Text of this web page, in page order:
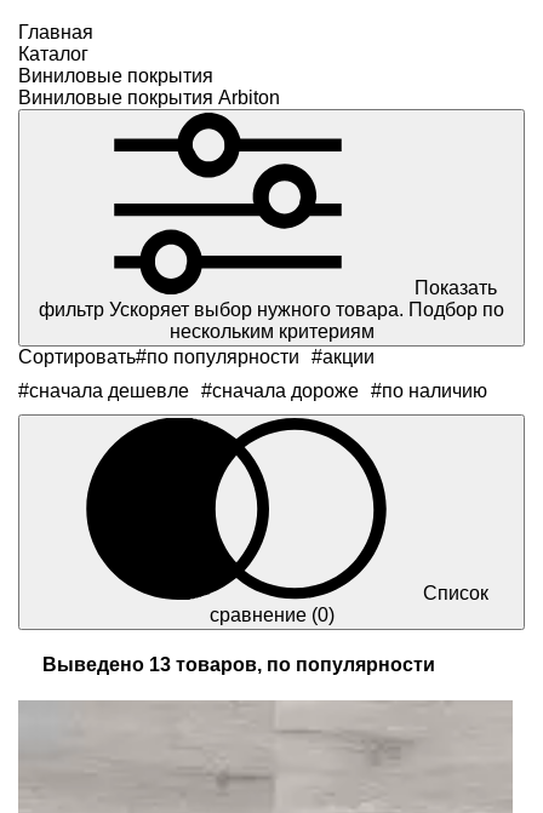
Главная
Каталог
Виниловые покрытия
Виниловые покрытия Arbiton
Показать
фильтр Ускоряет выбор нужного товара. Подбор по
нескольким критериям
Сортировать#по популярности
#акции
#сначала дешевле #сначала дороже #по наличию
сравнение (0)
Выведено 13 товаров, по популярности